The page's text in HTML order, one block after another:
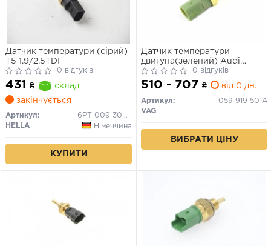
Датчик температури (сірий)
T5 1.9/2.5TDI
0 відгуків
431 ₴
склад
закінчується
Артикул:
6PT 009 309-331
HELLA
Німеччина
КУПИТИ
Датчик температури
двигуна(зелений) Audi
A2/3/4/6/8, Skoda Fabia,
Octavia, SuperB, Golf IV-V,
Passat, Sharan, Touareg,
Touran, T4
0 відгуків
510 - 707 ₴ від 0 дн.
Артикул:
059 919 501A
VAG
ВИБРАТИ ЦІНУ